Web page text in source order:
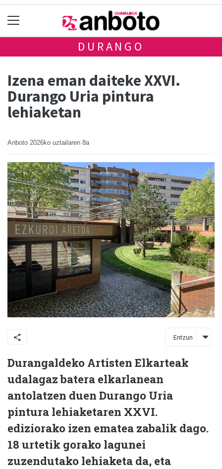
DURANGO
Izena eman daiteke XXVI.
Durango Uria pintura
lehiaketan
Anboto 2026ko uztailaren 8a
Entzun
Durangaldeko Artisten Elkarteak
udalagaz batera elkarlanean
antolatzen duen Durango Uria
pintura lehiaketaren XXVI.
ediziorako izen ematea zabalik dago.
18 urtetik gorako lagunei
zuzendutako lehiaketa da, eta